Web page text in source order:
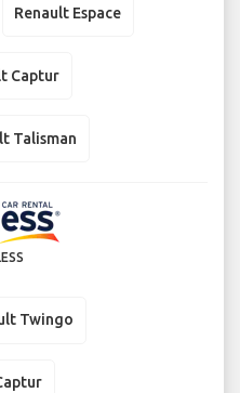
Renault Espace
Captur
Talisman
Twingo